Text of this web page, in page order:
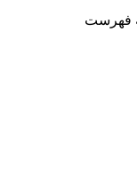
فهرست